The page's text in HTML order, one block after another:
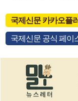
국제신문 카카오플
국제신문 공식 페이